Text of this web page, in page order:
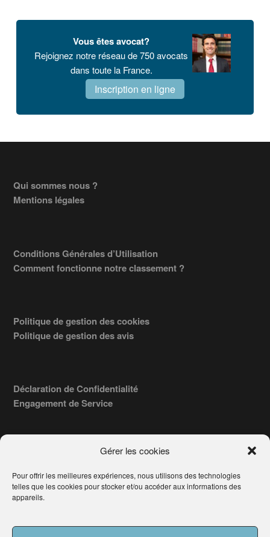
Gérer les cookies
Pour offrir les meilleures expériences, nous utilisons des technologies
telles que les cookies pour stocker et/ou accéder aux informations des
appareils.
Vous êtes avocat?
Rejoignez notre réseau de 750 avocats
dans toute la France.
Inscription en ligne
Footer
Qui sommes nous ?
Mentions légales
Conditions Générales d’Utilisation
Comment fonctionne notre classement ?
Politique de gestion des cookies
Politique de gestion des avis
Déclaration de Confidentialité
Engagement de Service
COPYRIGHT © 2026 · TROUVERVOTREAVOCAT.COM, ÉDITÉ PAR
LA SOCIÉTÉAWATECH- 91, RUE DU FAUBOURG ST HONORÉ